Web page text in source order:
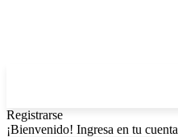
Registrarse
¡Bienvenido! Ingresa en tu cuenta